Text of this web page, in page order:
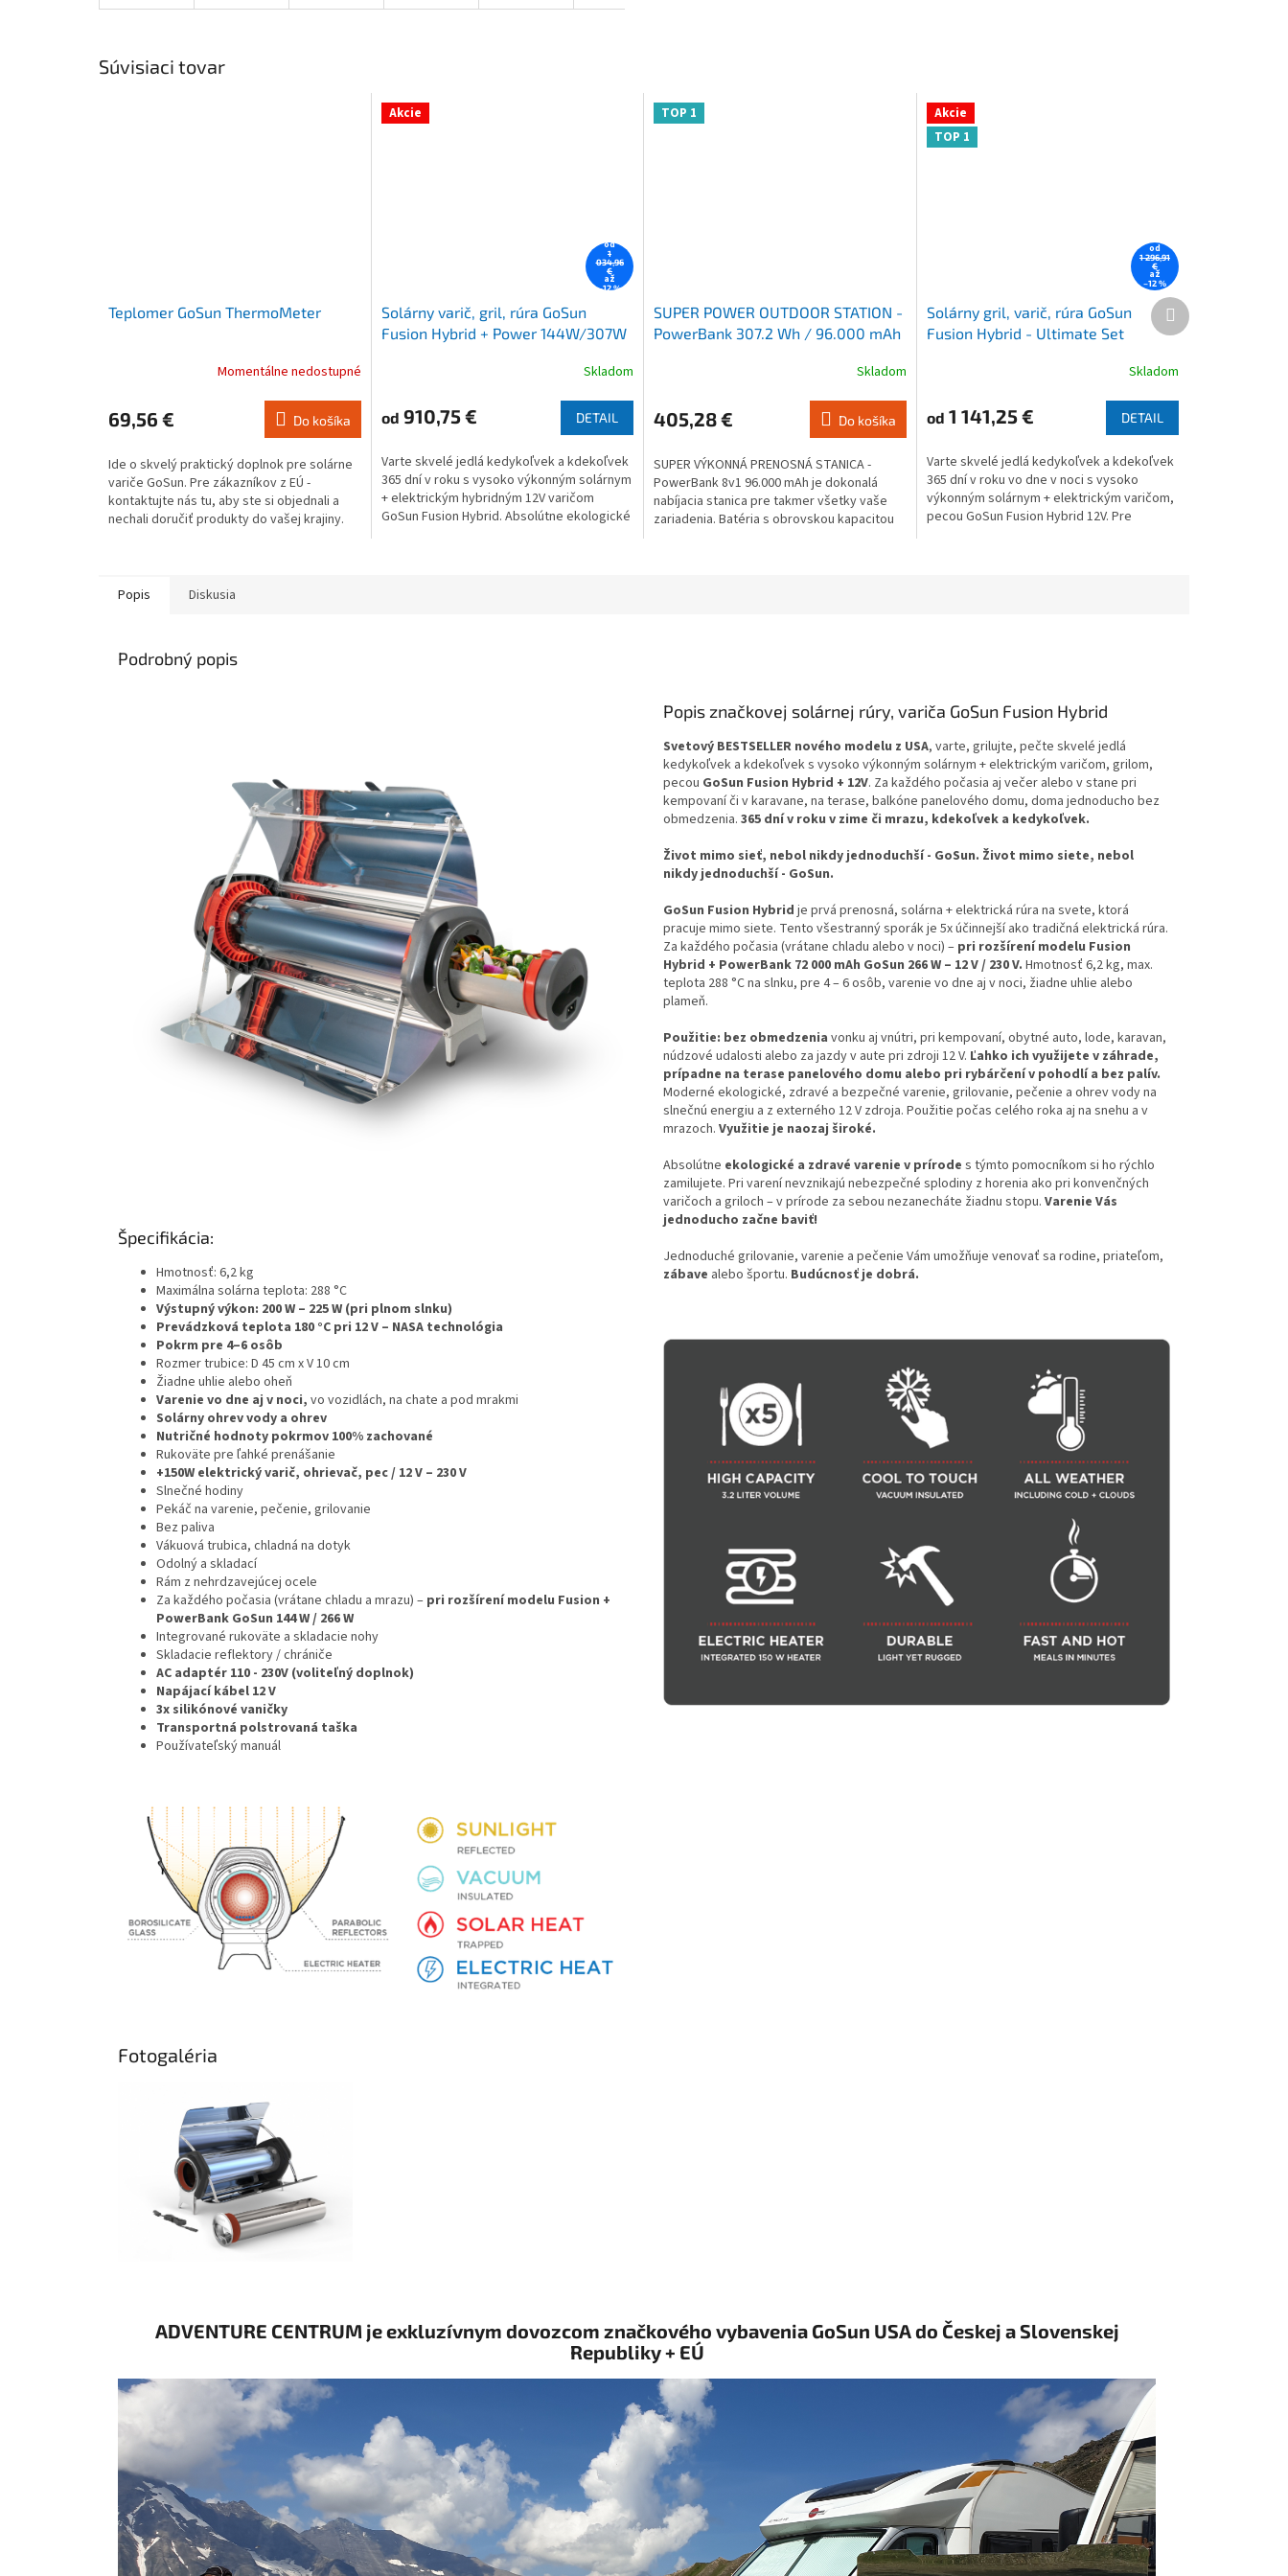
Súvisiaci tovar
Teplomer GoSun ThermoMeter
produktu
je
z
5
hviezdičiek.
Momentálne nedostupné
69,56 € Do košíka
Ide o skvelý praktický doplnok pre solárne
variče GoSun. Pre zákazníkov z EÚ -
kontaktujte nás tu, aby ste si objednali a
nechali doručiť produkty do vašej krajiny.
Akcie
od
1
034,96
€
až
–12 %
Solárny varič, gril, rúra GoSun
Fusion Hybrid + Power 144W/307W
produktu
je
z
5
hviezdičiek.
Skladom
od 910,75 € DETAIL
Varte skvelé jedlá kedykoľvek a kdekoľvek
365 dní v roku s vysoko výkonným solárnym
+ elektrickým hybridným 12V varičom
GoSun Fusion Hybrid. Absolútne ekologické
TOP 1
SUPER POWER OUTDOOR STATION -
PowerBank 307.2 Wh / 96.000 mAh
produktu
je
z
5
hviezdičiek.
Skladom
405,28 € Do košíka
SUPER VÝKONNÁ PRENOSNÁ STANICA -
PowerBank 8v1 96.000 mAh je dokonalá
nabíjacia stanica pre takmer všetky vaše
zariadenia. Batéria s obrovskou kapacitou
Akcie
TOP 1
od
1 296,91
€
až
–12 %
Solárny gril, varič, rúra GoSun
Fusion Hybrid - Ultimate Set
produktu
je
z
5
hviezdičiek.
Skladom
od 1 141,25 € DETAIL
Varte skvelé jedlá kedykoľvek a kdekoľvek
365 dní v roku vo dne v noci s vysoko
výkonným solárnym + elektrickým varičom,
pecou GoSun Fusion Hybrid 12V. Pre
Ďalší
produkt
Popis Diskusia
Podrobný popis
Špecifikácia:
Hmotnosť: 6,2 kg
Maximálna solárna teplota: 288 °C
Výstupný výkon: 200 W – 225 W (pri plnom slnku)
Prevádzková teplota 180 °C pri 12 V – NASA technológia
Pokrm pre 4–6 osôb
Rozmer trubice: D 45 cm x V 10 cm
Žiadne uhlie alebo oheň
Varenie vo dne aj v noci, vo vozidlách, na chate a pod mrakmi
Solárny ohrev vody a ohrev
Nutričné hodnoty pokrmov 100% zachované
Rukoväte pre ľahké prenášanie
+150W elektrický varič, ohrievač, pec / 12 V – 230 V
Slnečné hodiny
Pekáč na varenie, pečenie, grilovanie
Bez paliva
Vákuová trubica, chladná na dotyk
Odolný a skladací
Rám z nehrdzavejúcej ocele
Za každého počasia (vrátane chladu a mrazu) – pri rozšírení modelu Fusion +
PowerBank GoSun 144 W / 266 W
Integrované rukoväte a skladacie nohy
Skladacie reflektory / chrániče
AC adaptér 110 - 230V (voliteľný doplnok)
Napájací kábel 12 V
3x silikónové vaničky
Transportná polstrovaná taška
Používateľský manuál
Popis značkovej solárnej rúry, variča GoSun Fusion Hybrid
Svetový BESTSELLER nového modelu z USA, varte, grilujte, pečte skvelé jedlá
kedykoľvek a kdekoľvek s vysoko výkonným solárnym + elektrickým varičom, grilom,
pecou GoSun Fusion Hybrid + 12V. Za každého počasia aj večer alebo v stane pri
kempovaní či v karavane, na terase, balkóne panelového domu, doma jednoducho bez
obmedzenia. 365 dní v roku v zime či mrazu, kdekoľvek a kedykoľvek.
Život mimo sieť, nebol nikdy jednoduchší - GoSun. Život mimo siete, nebol
nikdy jednoduchší - GoSun.
GoSun Fusion Hybrid je prvá prenosná, solárna + elektrická rúra na svete, ktorá
pracuje mimo siete. Tento všestranný sporák je 5x účinnejší ako tradičná elektrická rúra.
Za každého počasia (vrátane chladu alebo v noci) – pri rozšírení modelu Fusion
Hybrid + PowerBank 72 000 mAh GoSun 266 W – 12 V / 230 V. Hmotnosť 6,2 kg, max.
teplota 288 °C na slnku, pre 4 – 6 osôb, varenie vo dne aj v noci, žiadne uhlie alebo
plameň.
Použitie: bez obmedzenia vonku aj vnútri, pri kempovaní, obytné auto, lode, karavan,
núdzové udalosti alebo za jazdy v aute pri zdroji 12 V. Ľahko ich využijete v záhrade,
prípadne na terase panelového domu alebo pri rybárčení v pohodlí a bez palív.
Moderné ekologické, zdravé a bezpečné varenie, grilovanie, pečenie a ohrev vody na
slnečnú energiu a z externého 12 V zdroja. Použitie počas celého roka aj na snehu a v
mrazoch. Využitie je naozaj široké.
Absolútne ekologické a zdravé varenie v prírode s týmto pomocníkom si ho rýchlo
zamilujete. Pri varení nevznikajú nebezpečné splodiny z horenia ako pri konvenčných
varičoch a griloch – v prírode za sebou nezanecháte žiadnu stopu. Varenie Vás
jednoducho začne baviť!
Jednoduché grilovanie, varenie a pečenie Vám umožňuje venovať sa rodine, priateľom,
zábave alebo športu. Budúcnosť je dobrá.
Fotogaléria
ADVENTURE CENTRUM je exkluzívnym dovozcom značkového vybavenia GoSun USA do Českej a Slovenskej
Republiky + EÚ